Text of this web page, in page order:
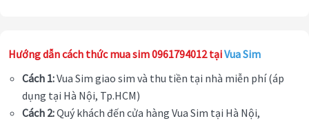
Hướng dẫn cách thức mua sim 0961794012 tạiVua Sim
Cách 1:Vua Sim giao sim và thu tiền tại nhà miễn phí (áp
dụng tại Hà Nội, Tp.HCM)
Cách 2:Quý khách đến cửa hàng Vua Sim tại Hà Nội,